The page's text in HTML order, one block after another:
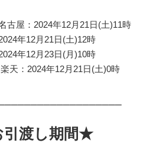
古屋：2024年12月21日(土)11時
年12月21日(土)12時
年12月23日(月)10時
天：2024年12月21日(土)0時
渡し期間★